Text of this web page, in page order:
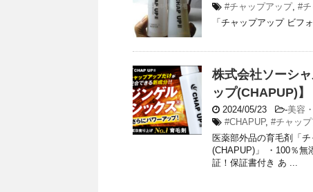
#チャップアップ, #
「チャップアップ ビフ
株式会社ソーシ
ップ(CHAPUP)】
2024/05/23 -美容
#CHAPUP, #チャッ
医薬部外品の育毛剤「
(CHAPUP)」 ・100％無
証！保証書付き あ ...